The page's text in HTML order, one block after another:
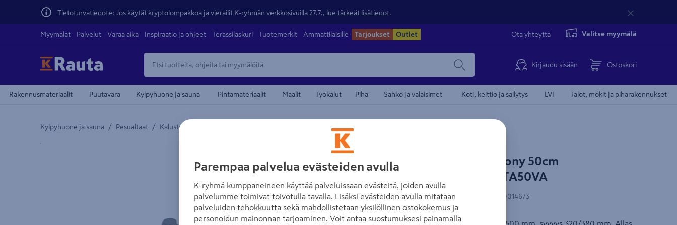
Tietoturvatiedote: Jos käytät kryptolompakkoa ja vierailit K-ryhmän verkkosivuilla 27.7., lue tärkeät lisätiedot
Myymälät Palvelut Varaa aika Inspiraatio ja ohjeet Terassilaskuri Tuotemerkit Ammattilaisille Tarjoukset Outlet Ota yhteyttä Valitse myymälä
Kirjaudu sisään Ostoskori
Rakennusmateriaalit Puutavara Kylpyhuone ja sauna Pintamateriaalit Maalit Työkalut Piha Sähkö ja valaisimet Koti, keittiö ja säilytys LVI Talot, mökit ja piharakennukset
Kylpyhuone ja sauna / Pesualtaat / Kalustepesualtaat
Yksityiskohtainen kuvaus löytyy Tuotteen kuvaus -maamerkistä
Allastaso Finnmirror Harmony 50cm
valkoinen valumarmori ALTA50VA
Tuotenumero: 500797401 EAN-koodi 6410640014673
Parempaa palvelua evästeiden avulla
K-ryhmä kumppaneineen käyttää palveluissaan evästeitä, joiden avulla
palvelumme toimivat toivotulla tavalla. Lisäksi evästeiden avulla mitataan
palveluiden tehokkuutta sekä mahdollistetaan yksilöllinen ostokokemus ja
personoidun mainonnan tarjoaminen. Voit antaa suostumuksesi painamalla